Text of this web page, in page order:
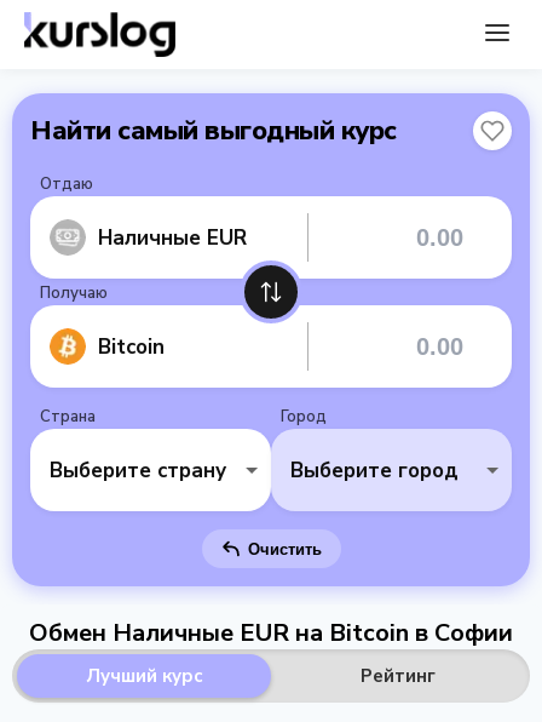
Найти самый выгодный курс
Отдаю
Наличные EUR
Получаю
Bitcoin
Страна
Выберите страну
Город
Выберите город
Очистить
Обмен Наличные EUR на Bitcoin в Софии
Лучший курс Рейтинг